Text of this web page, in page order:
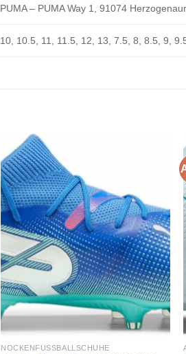
PUMA – PUMA Way 1, 91074
10, 10.5, 11, 11.5, 12, 13, 7.5, 8, 8.5, 9,
NOCKENFUSSBALLSCHUHE